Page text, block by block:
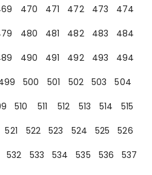
470 471 472 473
474
480 481 482 483
484
490 491 492 493
494
500 501 502 503
504
510 511 512 513 514
515
521 522 523 524 525
526
532 533 534 535 536
537